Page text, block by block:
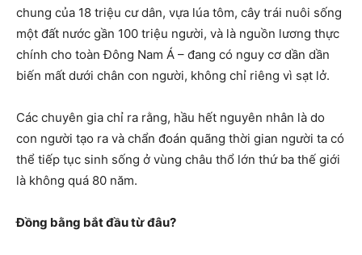
chung của 18 triệu cư dân, vựa lúa tôm, cây trái nuôi sống
một đất nước gần 100 triệu người, và là nguồn lương thực
chính cho toàn Đông Nam Á – đang có nguy cơ dần dần
biến mất dưới chân con người, không chỉ riêng vì sạt lở.
Các chuyên gia chỉ ra rằng, hầu hết nguyên nhân là do
con người tạo ra và chẩn đoán quãng thời gian người ta có
thể tiếp tục sinh sống ở vùng châu thổ lớn thứ ba thế giới
là không quá 80 năm.
Đồng bằng bắt đầu từ đâu?